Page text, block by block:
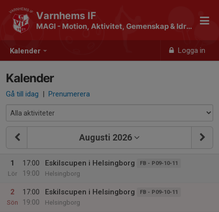
Kalender Logga in
Varnhems IF
MAGI - Motion, Aktivitet, Gemenskap & Idrott
Kalender
Gå till idag | Prenumerera
Augusti 2026
1
Lör
17:00
19:00
Eskilscupen i Helsingborg FB - P09-10-11
Helsingborg
2
Sön
17:00
19:00
Eskilscupen i Helsingborg FB - P09-10-11
Helsingborg